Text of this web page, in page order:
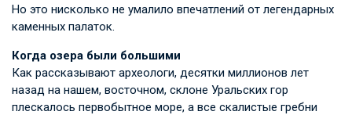
Но это нисколько не умалило впечатлений от легендарных
каменных палаток.
Когда озера были большими
Как рассказывают археологи, десятки миллионов лет
назад на нашем, восточном, склоне Уральских гор
плескалось первобытное море, а все скалистые гребни